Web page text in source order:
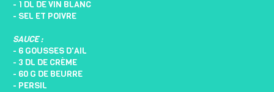
- 1 DL DE VIN BLANC
- SEL ET POIVRE
SAUCE :
- 6 GOUSSES D'AIL
- 3 DL DE CRÈME
- 60 G DE BEURRE
- PERSIL